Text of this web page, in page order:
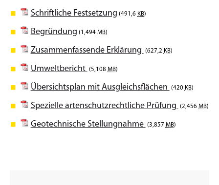
Schriftliche Festsetzung (491,6 KB)
Begründung (1,494 MB)
Zusammenfassende Erklärung (627,2 KB)
Umweltbericht (5,108 MB)
Übersichtsplan mit Ausgleichsflächen (420 KB)
Spezielle artenschutzrechtliche Prüfung (2,456 MB)
Geotechnische Stellungnahme (3,857 MB)